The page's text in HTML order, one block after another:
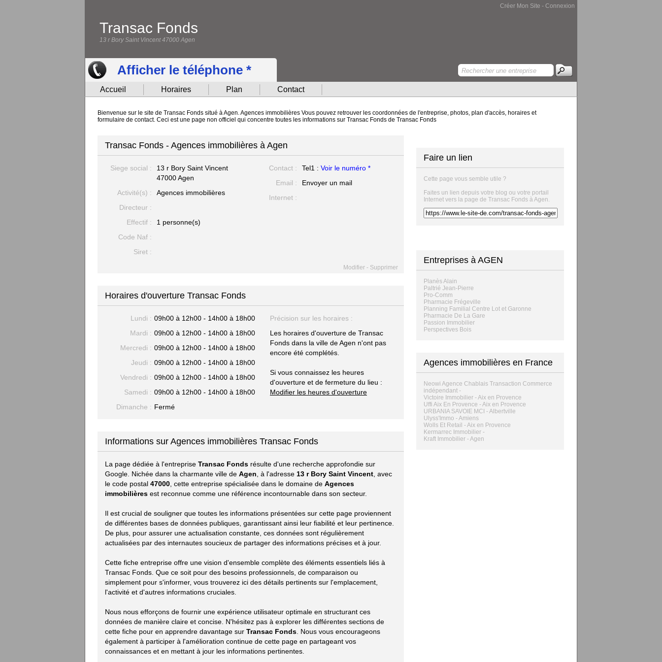
Créer Mon Site - Connexion
Transac Fonds
13 r Bory Saint Vincent 47000 Agen
Afficher le téléphone *
Accueil Horaires Plan Contact
Bienvenue sur le site de Transac Fonds situé à Agen. Agences immobilières Vous pouvez retrouver les coordonnées de l'entreprise, photos, plan d'accès, horaires et
formulaire de contact. Ceci est une page non officiel qui concentre toutes les informations sur Transac Fonds de Transac Fonds
Transac Fonds - Agences immobilières à Agen
Siege social :
13 r Bory Saint Vincent
47000 Agen
Activité(s) :
Agences immobilières
Directeur :
Effectif :
1 personne(s)
Code Naf :
Siret :
Contact : Tel1 : Voir le numéro *
Email :
Envoyer un mail
Internet :
Modifier - Supprimer
Horaires d'ouverture Transac Fonds
Lundi : 09h00 à 12h00 - 14h00 à 18h00
Mardi : 09h00 à 12h00 - 14h00 à 18h00
Mercredi : 09h00 à 12h00 - 14h00 à 18h00
Jeudi : 09h00 à 12h00 - 14h00 à 18h00
Vendredi : 09h00 à 12h00 - 14h00 à 18h00
Samedi : 09h00 à 12h00 - 14h00 à 18h00
Dimanche : Fermé
Précision sur les horaires :
Les horaires d'ouverture de Transac
Fonds dans la ville de Agen n'ont pas
encore été complétés.
Si vous connaissez les heures
d'ouverture et de fermeture du lieu :
Modifier les heures d'ouverture
Informations sur Agences immobilières Transac Fonds
La page dédiée à l'entreprise Transac Fonds résulte d'une recherche approfondie sur
Google. Nichée dans la charmante ville de Agen , à l'adresse 13 r Bory Saint Vincent , avec
le code postal 47000 , cette entreprise spécialisée dans le domaine de Agences
immobilières est reconnue comme une référence incontournable dans son secteur.
Il est crucial de souligner que toutes les informations présentées sur cette page proviennent
de différentes bases de données publiques, garantissant ainsi leur fiabilité et leur pertinence.
De plus, pour assurer une actualisation constante, ces données sont régulièrement
actualisées par des internautes soucieux de partager des informations précises et à jour.
Cette fiche entreprise offre une vision d'ensemble complète des éléments essentiels liés à
Transac Fonds. Que ce soit pour des besoins professionnels, de comparaison ou
simplement pour s'informer, vous trouverez ici des détails pertinents sur l'emplacement,
l'activité et d'autres informations cruciales.
Nous nous efforçons de fournir une expérience utilisateur optimale en structurant ces
données de manière claire et concise. N'hésitez pas à explorer les différentes sections de
cette fiche pour en apprendre davantage sur Transac Fonds . Nous vous encourageons
également à participer à l'amélioration continue de cette page en partageant vos
connaissances et en mettant à jour les informations pertinentes.
Faire un lien
Cette page vous semble utile ?
Faites un lien depuis votre blog ou votre portail
Internet vers la page de Transac Fonds à Agen.
Entreprises à AGEN
Planès Alain
Paltrié Jean-Pierre
Pro-Comm
Pharmacie Frégeville
Planning Familial Centre Lot et Garonne
Pharmacie De La Gare
Passion Immobilier
Perspectives Bois
Agences immobilières en France
Neowi Agence Chablais Transaction Commerce
indépendant -
Victoire Immobilier - Aix en Provence
Uffi Aix En Provence - Aix en Provence
URBANIA SAVOIE MCI - Albertville
Ulyss'Immo - Amiens
Wolls Et Retail - Aix en Provence
Kermarrec Immobilier -
Kraft Immobilier - Agen